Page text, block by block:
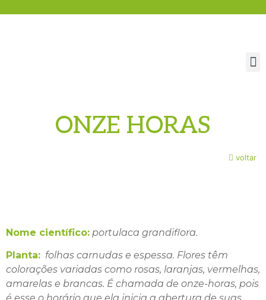
ONZE HORAS
voltar
Nome científico: portulaca grandiflora.
Planta: folhas carnudas e espessa. Flores têm
colorações variadas como rosas, laranjas, vermelhas,
amarelas e brancas. É chamada de onze-horas, pois